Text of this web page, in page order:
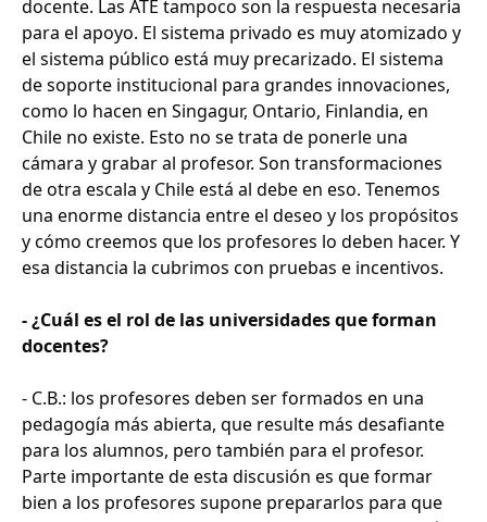
docente. Las ATE tampoco son la respuesta necesaria
para el apoyo. El sistema privado es muy atomizado y
el sistema público está muy precarizado. El sistema
de soporte institucional para grandes innovaciones,
como lo hacen en Singagur, Ontario, Finlandia, en
Chile no existe. Esto no se trata de ponerle una
cámara y grabar al profesor. Son transformaciones
de otra escala y Chile está al debe en eso. Tenemos
una enorme distancia entre el deseo y los propósitos
y cómo creemos que los profesores lo deben hacer. Y
esa distancia la cubrimos con pruebas e incentivos.
- ¿Cuál es el rol de las universidades que forman
docentes?
- C.B.: los profesores deben ser formados en una
pedagogía más abierta, que resulte más desafiante
para los alumnos, pero también para el profesor.
Parte importante de esta discusión es que formar
bien a los profesores supone prepararlos para que